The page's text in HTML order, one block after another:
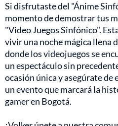
Si disfrutaste del "Ánime
momento de demostrar tus
"Video Juegos Sinfónico".
vivir una noche mágica llena
donde los videojuegos se
un espectáculo sin
ocasión única y asegúrate de
un evento que marcará la
gamer en Bogotá.